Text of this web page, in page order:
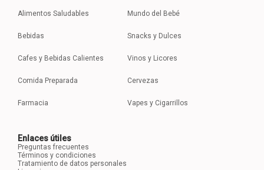
Alimentos Saludables
Bebidas
Cafes y Bebidas Calientes
Comida Preparada
Farmacia
Mundo del Bebé
Snacks y Dulces
Vinos y Licores
Cervezas
Vapes y Cigarrillos
Enlaces útiles
Preguntas frecuentes
Términos y condiciones
Tratamiento de datos personales